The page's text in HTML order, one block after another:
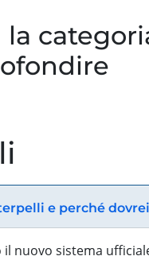
la
e perché
nuovo sistema